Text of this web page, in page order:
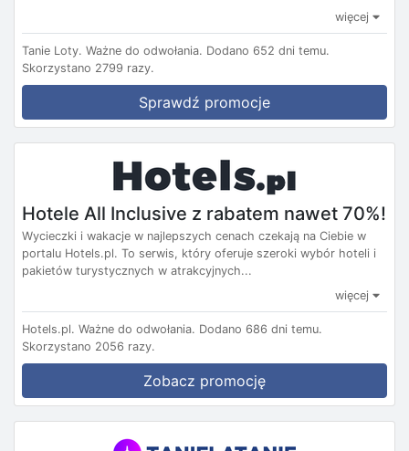
więcej
Tanie Loty. Ważne do odwołania. Dodano 652 dni temu.
Skorzystano 2799 razy.
Sprawdź promocje
Hotele All Inclusive z rabatem nawet 70%!
Wycieczki i wakacje w najlepszych cenach czekają na Ciebie w
portalu Hotels.pl. To serwis, który oferuje szeroki wybór hoteli i
pakietów turystycznych w atrakcyjnych...
więcej
Hotels.pl. Ważne do odwołania. Dodano 686 dni temu.
Skorzystano 2056 razy.
Zobacz promocję